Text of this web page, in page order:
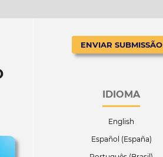
ENVIAR SUBMISSÃO
IDIOMA
English
Español (España)